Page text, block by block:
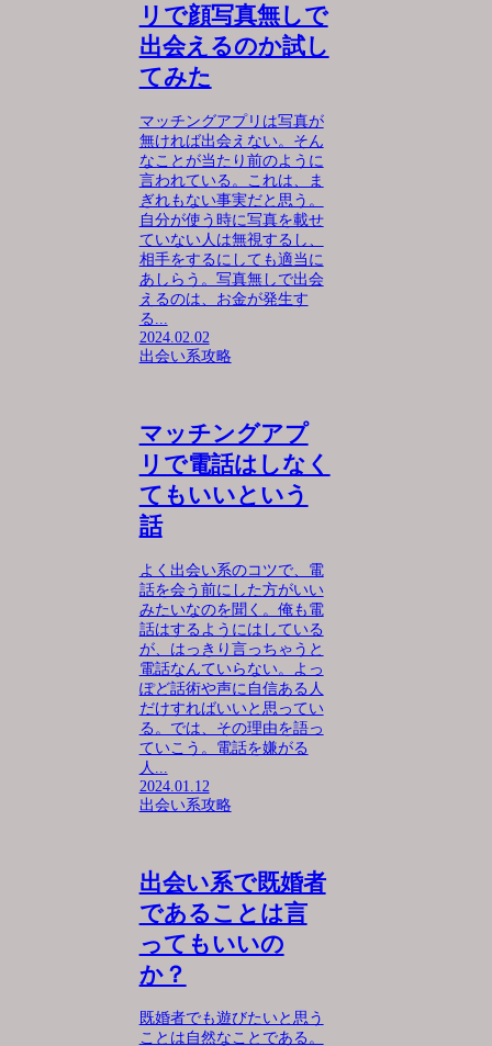
リで顔写真無しで
出会えるのか試し
てみた
マッチングアプリは写真が
無ければ出会えない。そん
なことが当たり前のように
言われている。これは、ま
ぎれもない事実だと思う。
自分が使う時に写真を載せ
ていない人は無視するし、
相手をするにしても適当に
あしらう。写真無しで出会
えるのは、お金が発生す
る...
2024.02.02
出会い系攻略
マッチングアプ
リで電話はしなく
てもいいという
話
よく出会い系のコツで、電
話を会う前にした方がいい
みたいなのを聞く。俺も電
話はするようにはしている
が、はっきり言っちゃうと
電話なんていらない。よっ
ぽど話術や声に自信ある人
だけすればいいと思ってい
る。では、その理由を語っ
ていこう。電話を嫌がる
人...
2024.01.12
出会い系攻略
出会い系で既婚者
であることは言
ってもいいの
か？
既婚者でも遊びたいと思う
ことは自然なことである。